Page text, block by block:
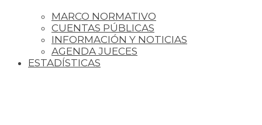
MARCO NORMATIVO
CUENTAS PÚBLICAS
INFORMACIÓN Y NOTICIAS
AGENDA JUECES
ESTADÍSTICAS